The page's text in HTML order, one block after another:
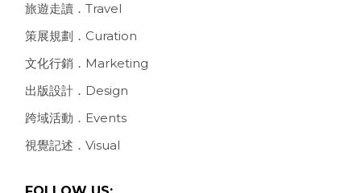
旅遊走讀．Travel
策展規劃．Curation
文化行銷．Marketing
出版設計．Design
跨域活動．Events
視覺記述．Visual